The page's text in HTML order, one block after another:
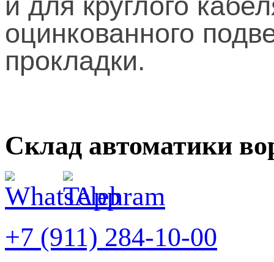
оцинкованного
прокладки.
Склад автоматики
+7 (911) 284-10-00